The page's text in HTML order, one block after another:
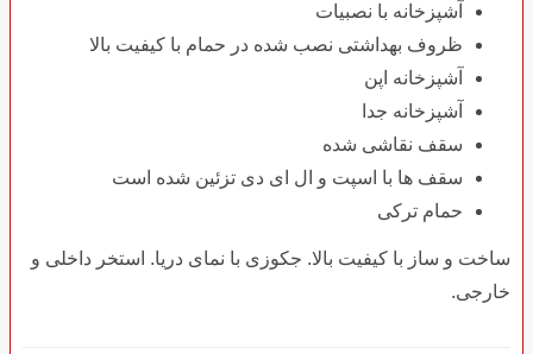
آشپزخانه با نصبیات
ظروف بهداشتی نصب شده در حمام با کیفیت بالا
آشپزخانه اپن
آشپزخانه جدا
سقف نقاشی شده
سقف ها با اسپت و ال ای دی تزئین شده است
حمام ترکی
ساخت و ساز با کیفیت بالا. جکوزی با نمای دریا. استخر داخلی و
خارجی.